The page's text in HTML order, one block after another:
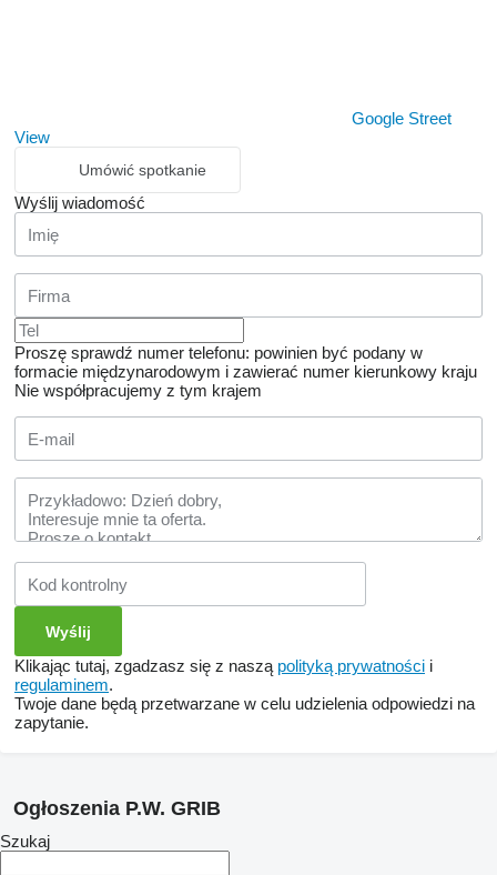
Google Street
View
Umówić spotkanie
Wyślij wiadomość
Proszę sprawdź numer telefonu: powinien być podany w
formacie międzynarodowym i zawierać numer kierunkowy kraju
Nie współpracujemy z tym krajem
Klikając tutaj, zgadzasz się z naszą polityką prywatności i
regulaminem.
Twoje dane będą przetwarzane w celu udzielenia odpowiedzi na
zapytanie.
Ogłoszenia P.W. GRIB
Szukaj